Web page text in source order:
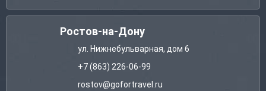
Ростов-на-Дону
ул. Нижнебульварная, дом 6
+7 (863) 226-06-99
rostov@gofortravel.ru